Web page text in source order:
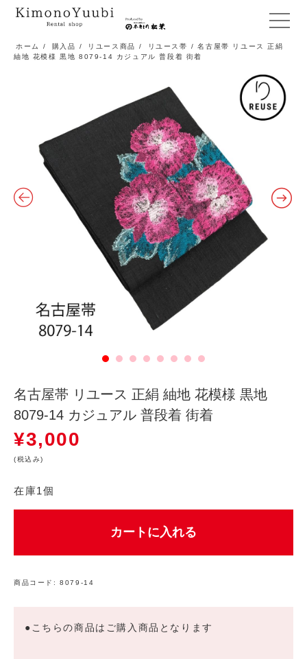
メ
ニ
ー
開
閉
ホーム / 購入品 / リユース商品 / リユース帯
/ 名古屋帯 リユース 正絹
紬地 花模様 黒地 8079-14 カジュアル 普段着 街着
名古屋帯 リユース 正絹 紬地 花模様 黒地
8079-14 カジュアル 普段着 街着
¥3,000
(税込み)
在庫1個
カートに入れる
商品コード:8079-14
●こちらの商品はご購入商品となります